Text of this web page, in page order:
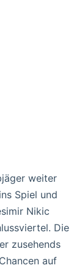
weiter
Spiel und
Nikic
Die
zusehends
auf